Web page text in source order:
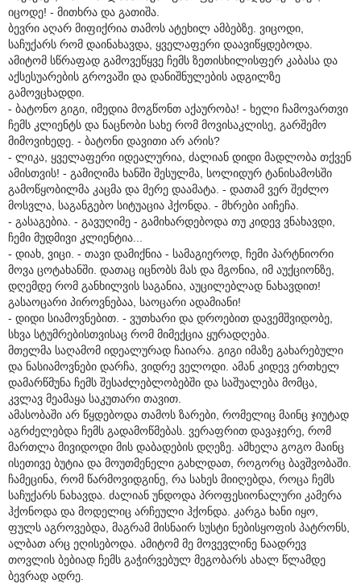
იცოდე! - მითხრა და გათიშა.
ბევრი აღარ მიფიქრია თამოს ატეხილ ამბებზე. ვიცოდი,
საჩუქარს რომ დაინახავდა, ყველაფერი დაავიწყდებოდა.
ამიტომ სწრაფად გამოვეწყვე ჩემს ზეთისხილისფერ კაბასა და
აქსესუარების გროვაში და დანიშნულების ადგილზე
გამოვცხადდი.
- ბატონო გიგი, იმედია მოგწონთ აქაურობა! - ხელი ჩამოვართვი
ჩემს კლიენტს და ნაცნობი სახე რომ მოვისაკლისე, გარშემო
მიმოვიხედე. - ბატონი დავითი არ არის?
- ლიკა, ყველაფერი იდეალურია, ძალიან დიდი მადლობა თქვენ
ამისთვის! - გამიღიმა ხანში შესულმა, სოლიდურ ტანისამოსში
გამოწყობილმა კაცმა და მერე დაამატა. - დათამ ვერ შეძლო
მოსვლა, საგანგებო სიტუაცია ჰქონდა. - მხრები აიჩეჩა.
- გასაგებია. - გავუღიმე - გამიხარდებოდა თუ კიდევ ვნახავდი,
ჩემი მუდმივი კლიენტია...
- დიახ, ვიცი. - თავი დამიქნია - სამაგიეროდ, ჩემი პარტნიორი
მოვა ცოტახანში. დათაც იცნობს მას და მგონია, იმ აუქციონზე,
დღემდე რომ განხილვის საგანია, აუცილებლად ნახავდით!
გასაოცარი პიროვნებაა, საოცარი ადამიანი!
- დიდი სიამოვნებით. - ვუთხარი და დროებით დავემშვიდობე,
სხვა სტუმრებისთვისაც რომ მიმექცია ყურადღება.
მთელმა საღამომ იდეალურად ჩაიარა. გიგი იმაზე გახარებული
და ნასიამოვნები დარჩა, ვიდრე ველოდი. ამან კიდევ ერთხელ
დამარწმუნა ჩემს შესაძლებლობებში და საშუალება მომცა,
კვლავ მეამაყა საკუთარი თავით.
ამასობაში არ წყდებოდა თამოს ზარები, რომელიც მაინც ჯიუტად
აგრძელებდა ჩემს გადამოწმებას. ვერაფრით დავაჯერე, რომ
მართლა მივიდოდი მის დაბადების დღეზე. ამხელა გოგო მაინც
ისეთივე ბუტია და მოუთმენელი გახლდათ, როგორც ბავშვობაში.
ჩამეცინა, რომ წარმოვიდგინე, რა სახეს მიიღებდა, როცა ჩემს
საჩუქარს ნახავდა. ძალიან უნდოდა პროფესიონალური კამერა
ჰქონოდა და მოდელიც არჩეული ჰქონდა. კარგა ხანი იყო,
ფულს აგროვებდა, მაგრამ მისნაირ სუსტი ნებისყოფის პატრონს,
ალბათ არც ეღისებოდა. ამიტომ მე მოვევლინე ნაადრევ
თოვლის ბებიად ჩემს გაჭირვებულ მეგობარს ახალ წლამდე
ბევრად ადრე.